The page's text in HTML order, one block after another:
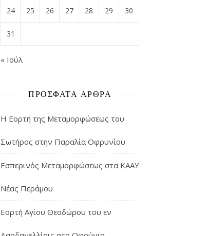
24 25 26 27 28 29 30
31
« Ιούλ
ΠΡΌΣΦΑΤΑ ΆΡΘΡΑ
Η Εορτή της Μεταμορφώσεως του
Σωτήρος στην Παραλία Οφρυνίου
Εσπερινός Μεταμορφώσεως στα ΚΑΑΥ
Νέας Περάμου
Εορτή Αγίου Θεοδώρου του εν